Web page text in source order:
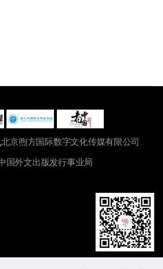
京煦方国际数字文化传媒有限公司
国外文出版发行事业局